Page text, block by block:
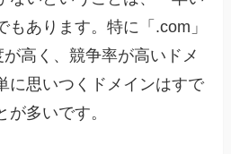
あります。特に「.com」
が高く、競争率が高いドメ
に思いつくドメインはすで
多いです。